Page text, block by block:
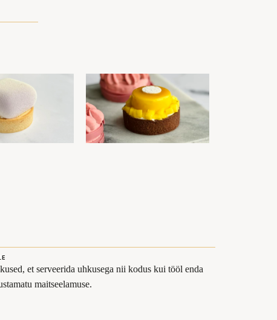
et serveerida uhkusega nii kodus kui tööl enda
maitseelamuse.